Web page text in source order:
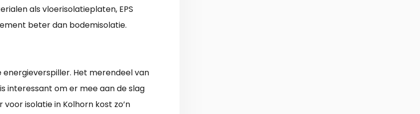
als vloerisolatieplaten, EPS
beter dan bodemisolatie.
Het merendeel van
interessant om er mee aan de slag
isolatie in Kolhorn kost zo’n